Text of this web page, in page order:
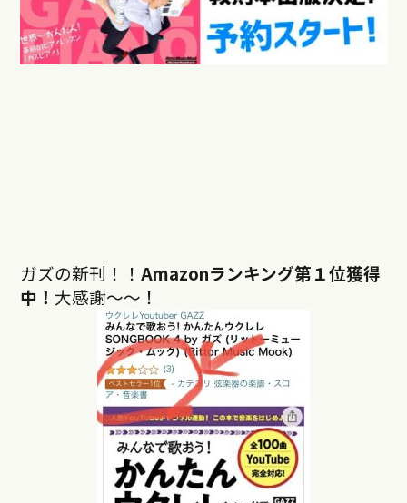
ガズの新刊！！ Amazonランキング第１位獲得
中！ 大感謝〜〜！